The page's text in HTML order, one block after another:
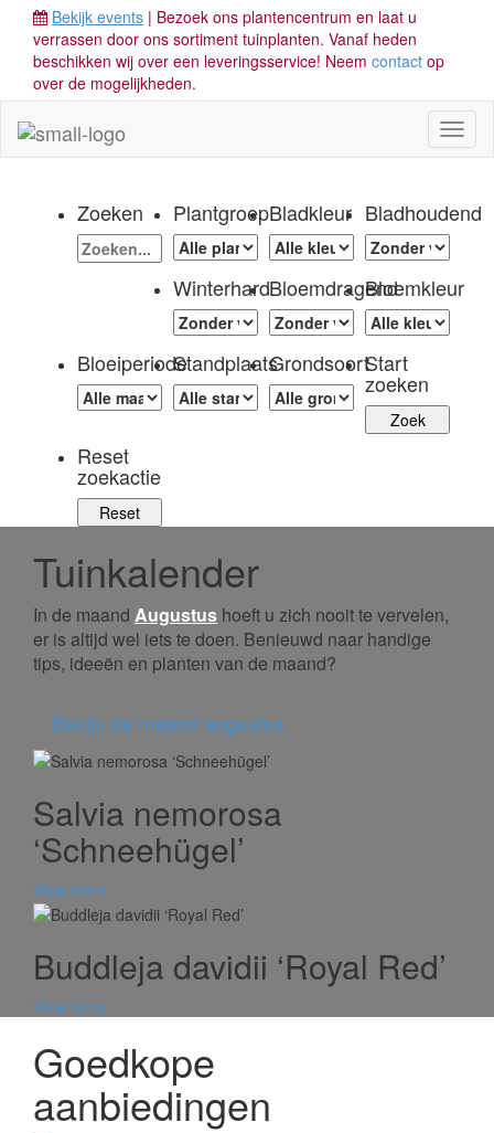
Bekijk events | Bezoek ons plantencentrum en laat u
verrassen door ons sortiment tuinplanten. Vanaf heden
beschikken wij over een leveringsservice! Neem contact op
over de mogelijkheden.
Zoeken PlantgroepBladkleur Bladhoudend
WinterhardBloemdragendBloemkleur
BloeiperiodeStandplaatsGrondsoortStart
zoeken
Reset
zoekactie
Tuinkalender
In de maand Augustus hoeft u zich nooit te vervelen,
er is altijd wel iets te doen. Benieuwd naar handige
tips, ideeën en planten van de maand?
Bekijk de maand augustus
Salvia nemorosa
‘Schneehügel’
View more
Buddleja davidii ‘Royal Red’
View more
Goedkope
aanbiedingen